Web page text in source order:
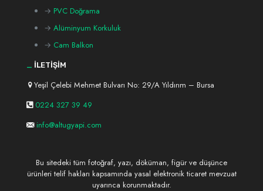
→ PVC Doğrama
→ Alüminyum Korkuluk
→ Cam Balkon
İLETİŞİM
Yeşil Çelebi Mehmet Bulvarı No: 29/A Yıldırım – Bursa
0224 327 39 49
info@altugyapi.com
Bu sitedeki tüm fotoğraf, yazı, döküman, figür ve düşünce
ürünleri telif hakları kapsamında yasal elektronik ticaret mevzuat
uyarınca korunmaktadır.